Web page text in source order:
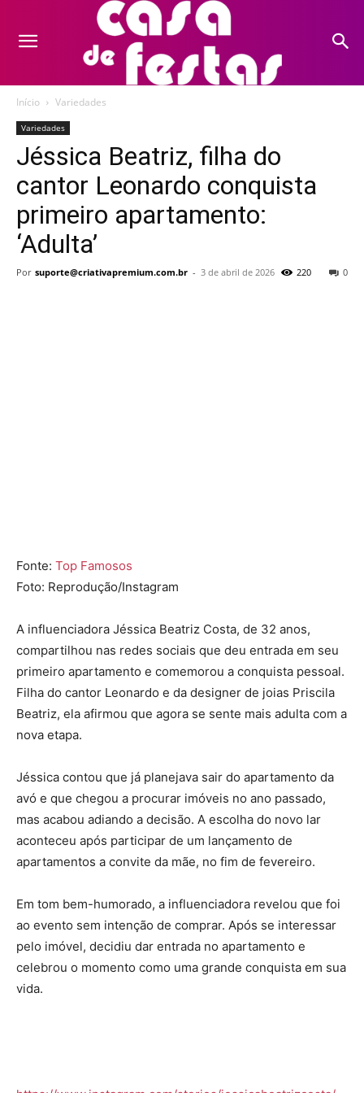
Início Variedades
Variedades
Jéssica Beatriz, filha do
cantor Leonardo conquista
primeiro apartamento:
‘Adulta’
Por suporte@criativapremium.com.br - 3 de abril de 2026 0
220
Fonte: Top Famosos
Foto: Reprodução/Instagram
A influenciadora Jéssica Beatriz Costa, de 32 anos,
compartilhou nas redes sociais que deu entrada em seu
primeiro apartamento e comemorou a conquista pessoal.
Filha do cantor Leonardo e da designer de joias Priscila
Beatriz, ela afirmou que agora se sente mais adulta com a
nova etapa.
Jéssica contou que já planejava sair do apartamento da
avó e que chegou a procurar imóveis no ano passado,
mas acabou adiando a decisão. A escolha do novo lar
aconteceu após participar de um lançamento de
apartamentos a convite da mãe, no fim de fevereiro.
Em tom bem-humorado, a influenciadora revelou que foi
ao evento sem intenção de comprar. Após se interessar
pelo imóvel, decidiu dar entrada no apartamento e
celebrou o momento como uma grande conquista em sua
vida.